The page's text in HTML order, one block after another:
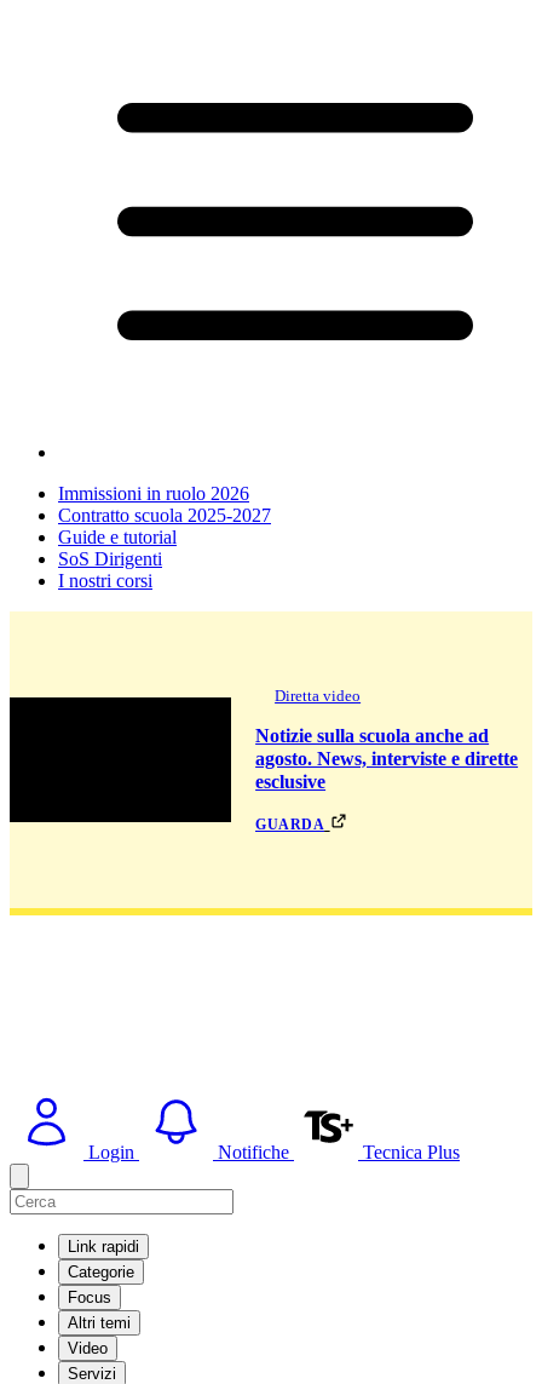
Immissioni in ruolo 2026
Contratto scuola 2025-2027
Guide e tutorial
SoS Dirigenti
I nostri corsi
Diretta video
Notizie sulla scuola anche ad
agosto. News, interviste e dirette
esclusive
guarda
Login Notifiche Tecnica Plus
Link rapidi
Categorie
Focus
Altri temi
Video
Servizi